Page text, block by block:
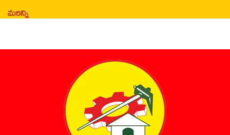
మరిన్ని